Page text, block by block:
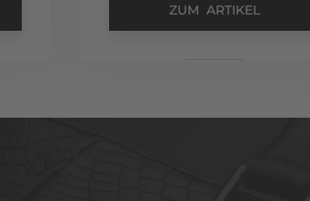
ZUM ARTIKEL